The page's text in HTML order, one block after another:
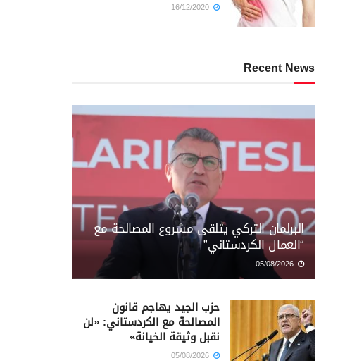
Recent News
البرلمان التركي يتلقى مشروع المصالحة مع
“العمال الكردستاني”
حزب الجيد يهاجم قانون
المصالحة مع الكردستاني: «لن
نقبل وثيقة الخيانة»